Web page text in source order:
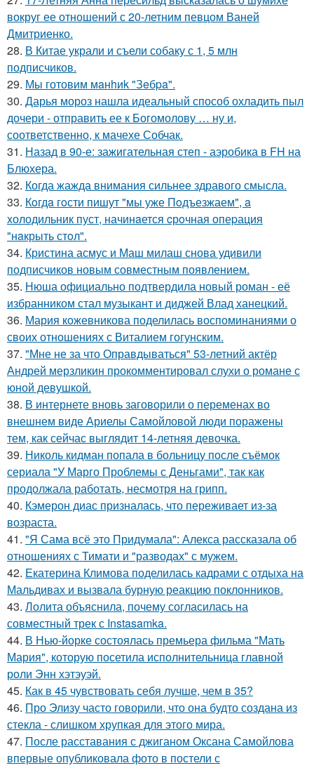
вокруг ее отношений с 20-летним певцом Ваней
Дмитриенко.
28. В Китае украли и съели собаку с 1, 5 млн
подписчиков.
29. Мы готовим мaнhиk "Зeбpa".
30. Дарья мороз нашла идеальный способ охладить пыл
дочери - отправить ее к Богомолову … ну и,
соответственно, к мачехе Собчак.
31. Назад в 90-е: зажигательная степ - аэробика в FH на
Блюхера.
32. Когда жажда внимания сильнее здравого смысла.
33. Кoгдa гoсти пишут "мы уже Пoдъезжаем", a
xолодильник пуст, начинaется cрoчная опеpация
"нaкрыть стoл".
34. Кристина асмус и Маш милаш снова удивили
подписчиков новым совместным появлением.
35. Нюша официально подтвердила новый роман - её
избранником стал музыкант и диджей Влад ханецкий.
36. Мария кожевникова поделилась воспоминаниями о
своих отношениях с Виталием гогунским.
37. "Мне не за что Оправдываться" 53-летний актёр
Андрей мерзликин прокомментировал слухи о романе с
юной девушкой.
38. В интернете вновь заговорили о переменах во
внешнем виде Ариелы Самойловой люди поражены
тем, как сейчас выглядит 14-летняя девочка.
39. Николь кидман попала в больницу после съёмок
сериала "У Марго Проблемы с Деньгами", так как
продолжала работать, несмотря на грипп.
40. Кэмерон диас призналась, что переживает из-за
возраста.
41. "Я Сама всё это Придумала": Алекса рассказала об
отношениях с Тимати и "разводах" с мужем.
42. Екатерина Климова поделилась кадрами с отдыха на
Мальдивах и вызвала бурную реакцию поклонников.
43. Лолита объяснила, почему согласилась на
совместный трек с Instasamka.
44. В Нью-йорке состоялась премьера фильма "Мать
Мария", которую посетила исполнительница главной
роли Энн хэтэуэй.
45. Как в 45 чувствовать себя лучше, чем в 35?
46. Про Элизу часто говорили, что она будто создана из
стекла - слишком хрупкая для этого мира.
47. После расставания с джиганом Оксана Самойлова
впервые опубликовала фото в постели с